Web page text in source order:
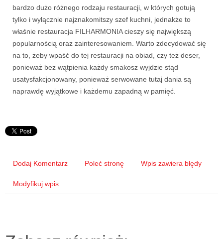
bardzo dużo różnego rodzaju restauracji, w których gotują
tylko i wyłącznie najznakomitszy szef kuchni, jednakże to
właśnie restauracja FILHARMONIA cieszy się największą
popularnością oraz zainteresowaniem. Warto zdecydować się
na to, żeby wpaść do tej restauracji na obiad, czy też deser,
ponieważ bez wątpienia każdy smakosz wyjdzie stąd
usatysfakcjonowany, ponieważ serwowane tutaj dania są
naprawdę wyjątkowe i każdemu zapadną w pamięć.
Dodaj Komentarz Poleć stronę Wpis zawiera błędy
Modyfikuj wpis